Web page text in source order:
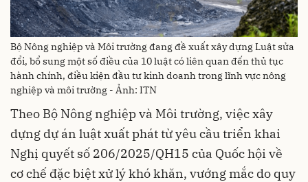
Bộ Nông nghiệp và Môi trường đang đề xuất xây dựng Luật sửa
đổi, bổ sung một số điều của 10 luật có liên quan đến thủ tục
hành chính, điều kiện đầu tư kinh doanh trong lĩnh vực nông
nghiệp và môi trường - Ảnh: ITN
Theo Bộ Nông nghiệp và Môi trường, việc xây
dựng dự án luật xuất phát từ yêu cầu triển khai
Nghị quyết số 206/2025/QH15 của Quốc hội về
cơ chế đặc biệt xử lý khó khăn, vướng mắc do quy